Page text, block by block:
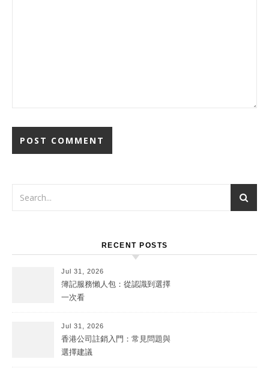
RECENT POSTS
Jul 31, 2026
簿記服務懶人包：從認識到選擇
一次看
Jul 31, 2026
香港公司註銷入門：常見問題與
選擇建議